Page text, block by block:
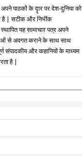
अपने पाठकों के दॄार पर देश-दुनिया को
है | सटीक और निभींक
यह सामाचार पत्र अपने
से अवगत कराने के साथ साथ
संपादकीय और कहानियों के माध्यम
है |